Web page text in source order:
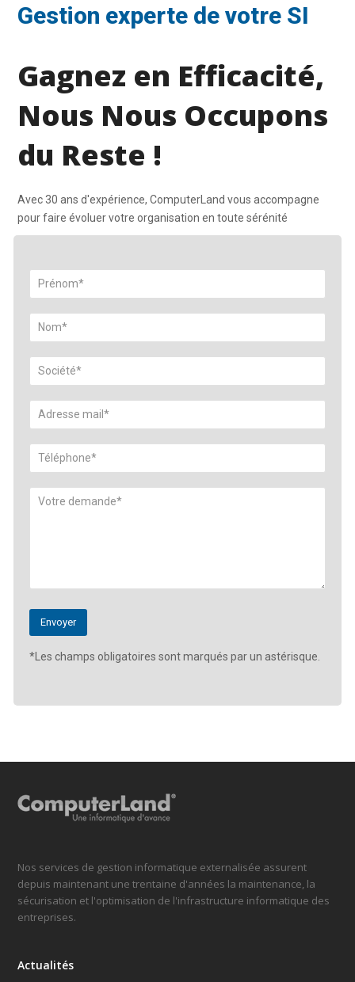
Gestion experte de votre SI
Gagnez en Efficacité,
Nous Nous Occupons
du Reste !
Avec 30 ans d'expérience, ComputerLand vous accompagne
pour faire évoluer votre organisation en toute sérénité
*Les champs obligatoires sont marqués par un astérisque.
Nos services de gestion informatique externalisée assurent
depuis maintenant une trentaine d'années la maintenance, la
sécurisation et l'optimisation de l'infrastructure informatique des
entreprises.
Actualités